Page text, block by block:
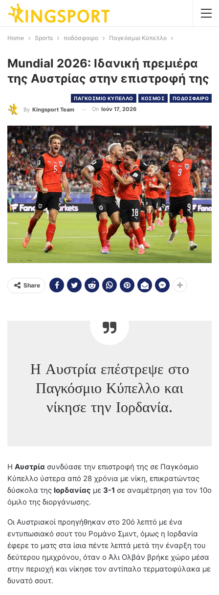
Home Sports ποδόσφαιρο Παγκόσμιο Κύπελλο
Mundial 2026: Ιδανική πρεμιέρα
της Αυστρίας στην επιστροφή της
ΠΑΓΚΟΣΜΙΟ ΚΥΠΕΛΛΟ ΚΟΣΜΟΣ ΠΟΔΟΣΦΑΙΡΟ
By Kingsport Team On Ιούν 17, 2026
Share
Η Αυστρία επέστρεψε στο
Παγκόσμιο Κύπελλο και
νίκησε την Ιορδανία.
Η Αυστρία συνδύασε την επιστροφή της σε Παγκόσμιο
Κύπελλο ύστερα από 28 χρόνια με νίκη, επικρατώντας
δύσκολα της Ιορδανίας με 3-1 σε αναμέτρηση για τον 10ο
όμιλο της διοργάνωσης.
Οι Αυστριακοί προηγήθηκαν στο 20ό λεπτό με ένα
εντυπωσιακό σουτ του Ρομάνο Σμιντ, όμως η Ιορδανία
έφερε το ματς στα ίσια πέντε λεπτά μετά την έναρξη του
δεύτερου ημιχρόνου, όταν ο Άλι Ολβάν βρήκε χώρο μέσα
στην περιοχή και νίκησε τον αντίπαλο τερματοφύλακα με
δυνατό σουτ.